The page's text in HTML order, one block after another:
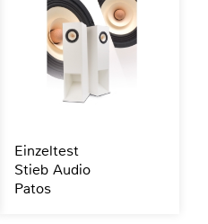
Einzeltest
Stieb Audio
Patos